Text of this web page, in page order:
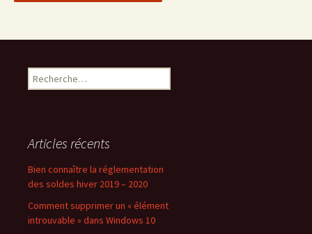
Recherche pour :
Articles récents
Bien connaître la réglementation
des soldes hiver 2019 – 2020
Comment supprimer un « élément
introuvable » dans Windows 10